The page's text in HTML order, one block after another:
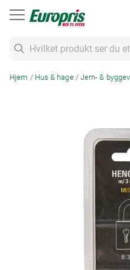
Hjem Hus & hage Jern- &